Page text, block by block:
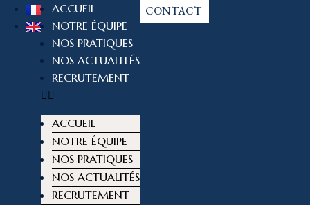
ACCUEIL
NOTRE ÉQUIPE
NOS PRATIQUES
NOS ACTUALITÉS
RECRUTEMENT
ACCUEIL
NOTRE ÉQUIPE
NOS PRATIQUES
NOS ACTUALITÉS
RECRUTEMENT
CONTACT